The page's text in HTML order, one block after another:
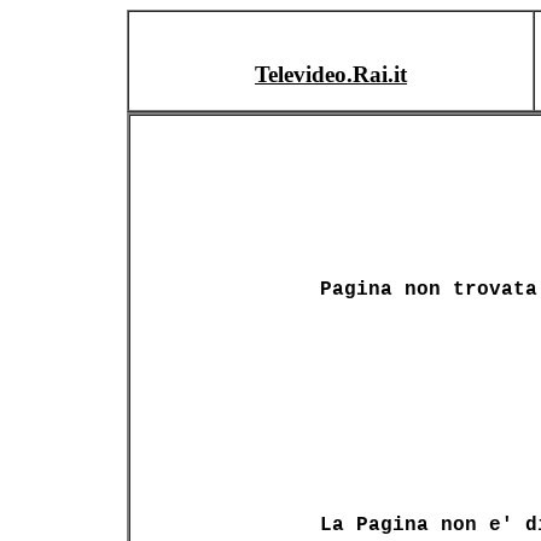
Televideo.Rai.it
Pagina non trovata
La Pagina non e'